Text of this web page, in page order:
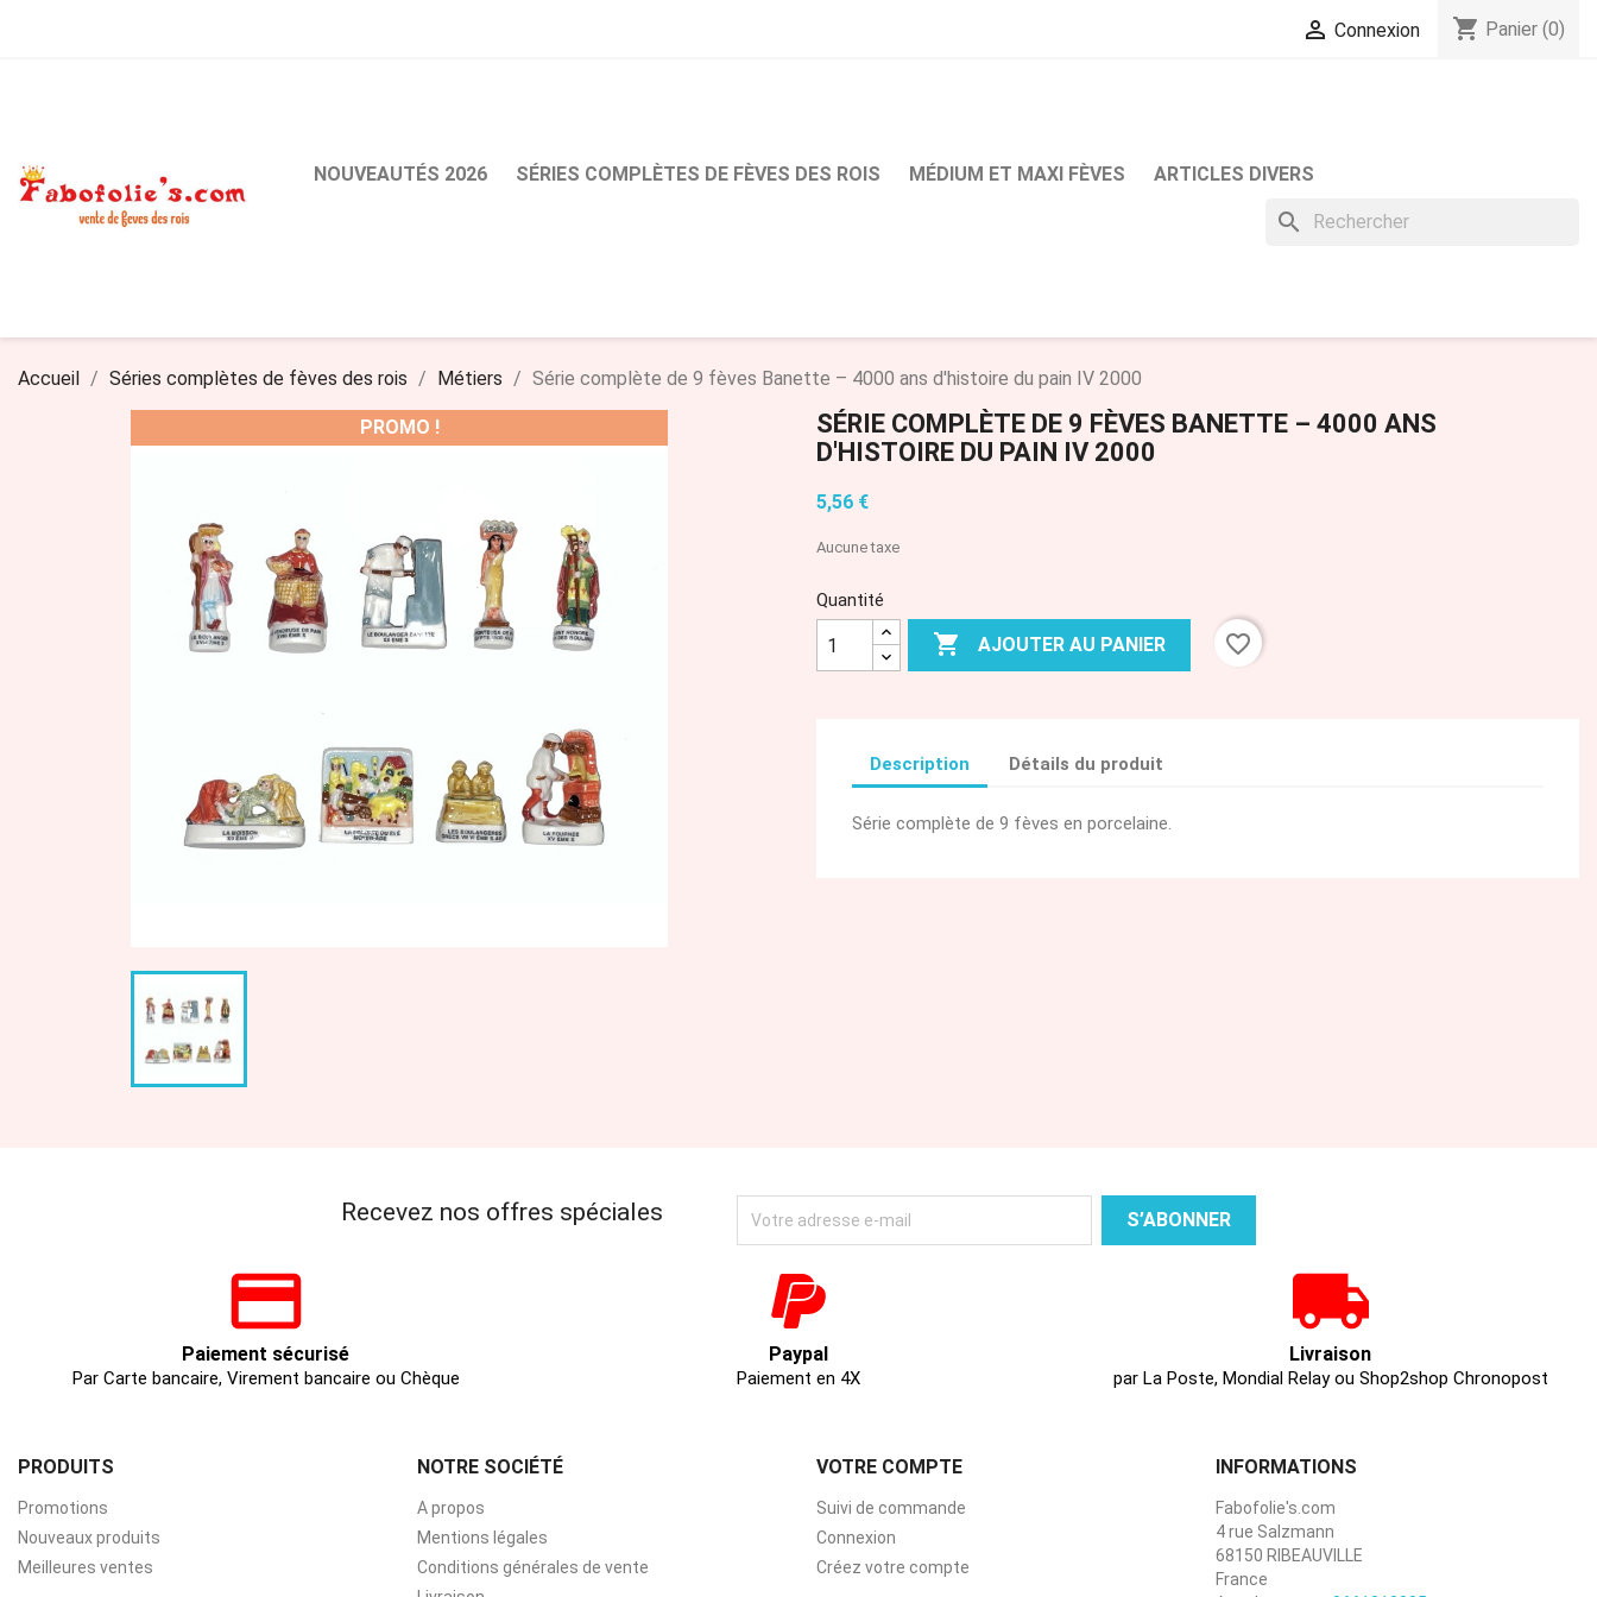
 Connexion shopping_cart Panier (0)
NOUVEAUTÉS 2026 SÉRIES COMPLÈTES DE FÈVES DES ROIS MÉDIUM ET MAXI FÈVES ARTICLES DIVERS
search
Accueil Séries complètes de fèves des rois Métiers Série complète de 9 fèves Banette – 4000 ans d'histoire du pain IV 2000
PROMO !
SÉRIE COMPLÈTE DE 9 FÈVES BANETTE – 4000 ANS
D'HISTOIRE DU PAIN IV 2000
5,56 €
Aucune taxe
Quantité
 AJOUTER AU PANIER favorite_border
Description Détails du produit
Série complète de 9 fèves en porcelaine.
Recevez nos offres spéciales
Paiement sécurisé
Par Carte bancaire, Virement bancaire ou Chèque
Paypal
Paiement en 4X
Livraison
par La Poste, Mondial Relay ou Shop2shop Chronopost
PRODUITS
Promotions
Nouveaux produits
Meilleures ventes
NOTRE SOCIÉTÉ
A propos
Mentions légales
Conditions générales de vente
VOTRE COMPTE
Suivi de commande
Connexion
Créez votre compte
INFORMATIONS
Fabofolie's.com
4 rue Salzmann
68150 RIBEAUVILLE
France